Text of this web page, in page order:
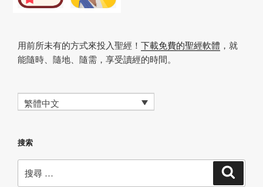
用前所未有的方式來投入聖經！ 下載免費的聖經軟體 ，就
能隨時、隨地、隨需，享受讀經的時間。
繁體中文
搜索
尋：